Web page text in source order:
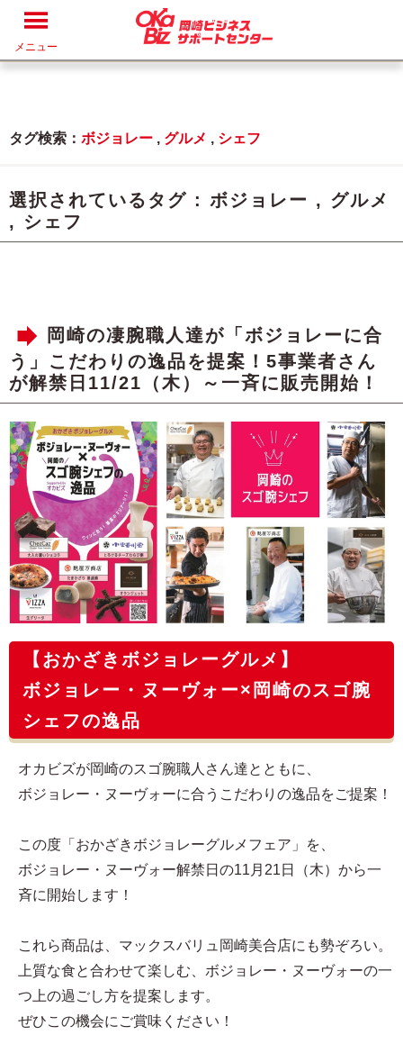
メニュー
タグ検索： ボジョレー , グルメ , シェフ
選択されているタグ : ボジョレー , グルメ
, シェフ
岡崎の凄腕職人達が「ボジョレーに合
う」こだわりの逸品を提案！5事業者さん
が解禁日11/21（木）～一斉に販売開始！
【おかざきボジョレーグルメ】
ボジョレー・ヌーヴォー×岡崎のスゴ腕
シェフの逸品
オカビズが岡崎のスゴ腕職人さん達とともに、
ボジョレー・ヌーヴォーに合うこだわりの逸品をご提案！
この度「おかざきボジョレーグルメフェア」を、
ボジョレー・ヌーヴォー解禁日の11月21日（木）から一
斉に開始します！
これら商品は、マックスバリュ岡崎美合店にも勢ぞろい。
上質な食と合わせて楽しむ、ボジョレー・ヌーヴォーの一
つ上の過ごし方を提案します。
ぜひこの機会にご賞味ください！